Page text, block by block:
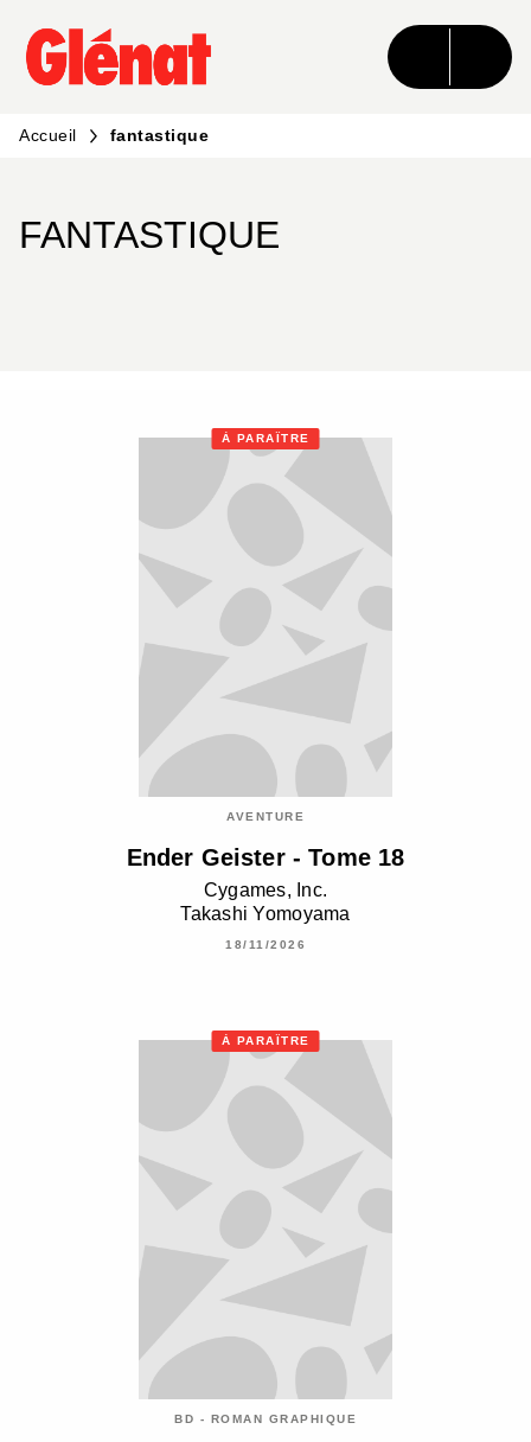
MENU RECHERCHE CONTENU
PIED DE PAGE
Accueil fantastique
FANTASTIQUE
À PARAÎTRE
AVENTURE
Ender Geister - Tome 18
Cygames, Inc.
Takashi Yomoyama
18/11/2026
À PARAÎTRE
BD - ROMAN GRAPHIQUE